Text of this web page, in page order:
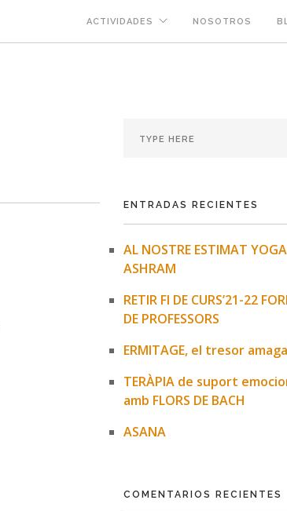
ACTIVIDADES NOSOTROS
ENTRADAS RECIENTES
AL NOSTRE ESTIMAT YOGA
ASHRAM
RETIR FI DE CURS’21-22
DE PROFESSORS
ERMITAGE, el tresor
TERÀPIA de suport
amb FLORS DE BACH
ASANA
COMENTARIOS RECIENTES